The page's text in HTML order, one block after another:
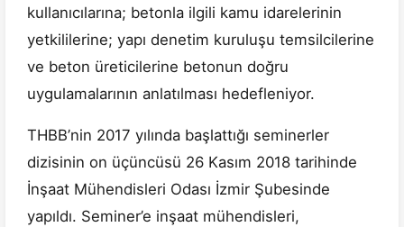
kullanıcılarına; betonla ilgili kamu idarelerinin
yetkililerine; yapı denetim kuruluşu temsilcilerine
ve beton üreticilerine betonun doğru
uygulamalarının anlatılması hedefleniyor.
THBB’nin 2017 yılında başlattığı seminerler
dizisinin on üçüncüsü 26 Kasım 2018 tarihinde
İnşaat Mühendisleri Odası İzmir Şubesinde
yapıldı. Seminer’e inşaat mühendisleri,